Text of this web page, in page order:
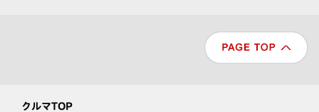
クルマTOP